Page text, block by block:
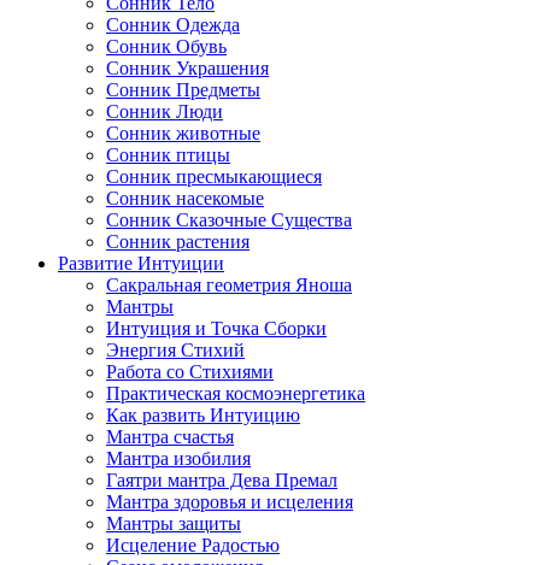
Сонник Одежда
Сонник Обувь
Сонник Украшения
Сонник Предметы
Сонник Люди
Сонник животные
Сонник птицы
Сонник пресмыкающиеся
Сонник насекомые
Сонник Сказочные Существа
Сонник растения
Развитие Интуиции
Сакральная геометрия Яноша
Мантры
Интуиция и Точка Сборки
Энергия Стихий
Работа со Стихиями
Практическая космоэнергетика
Как развить Интуицию
Мантра счастья
Мантра изобилия
Гаятри мантра Дева Премал
Мантра здоровья и исцеления
Мантры защиты
Исцеление Радостью